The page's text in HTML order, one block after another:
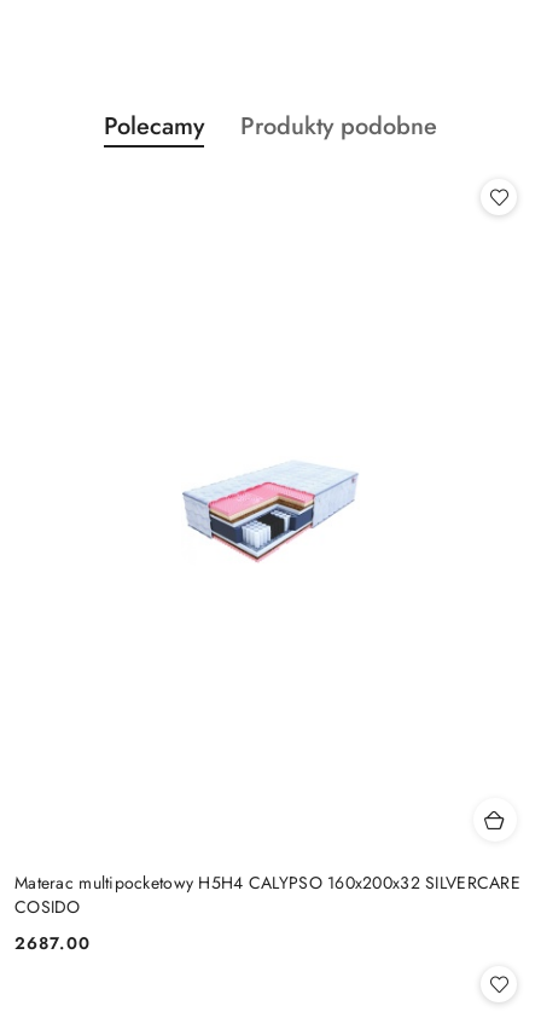
Pomiń karuzelę produktów
Produkty
o
Polecamy
Produkty
Produkty podobne
Materac multipocketowy H5H4 CALYPSO 160x200x32 SILVERCARE
COSIDO
Cena:
2687.00